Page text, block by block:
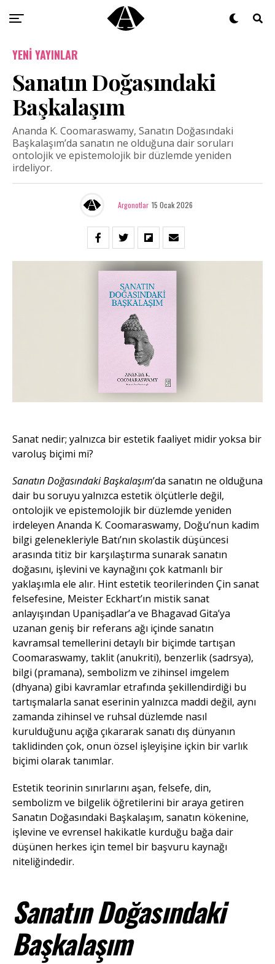
YENI YAYINLAR
Sanatın Doğasındaki
Başkalaşım
Ananda K. Coomaraswamy, Sanatın Doğasındaki
Başkalaşım’da sanatın ne olduğuna dair soruları
ontolojik ve epistemolojik bir düzlemde yeniden
irdeliyor.
Argonotlar 15 Ocak 2026
Sanat nedir; yalnızca bir estetik faaliyet midir yoksa bir
varoluş biçimi mi?
Sanatın Doğasındaki Başkalaşım’da sanatın ne olduğuna
dair bu soruyu yalnızca estetik ölçütlerle değil,
ontolojik ve epistemolojik bir düzlemde yeniden
irdeleyen Ananda K. Coomaraswamy, Doğu’nun kadim
bilgi gelenekleriyle Batı’nın skolastik düşüncesi
arasında titiz bir karşılaştırma sunarak sanatın
doğasını, işlevini ve kaynağını çok katmanlı bir
yaklaşımla ele alır. Hint estetik teorilerinden Çin sanat
felsefesine, Meister Eckhart’ın mistik sanat
anlayışından Upanişadlar’a ve Bhagavad Gita’ya
uzanan geniş bir referans ağı içinde sanatın
kavramsal temellerini detaylı bir biçimde tartışan
Coomaraswamy, taklit (anukriti), benzerlik (sadrsya),
bilgi (pramana), sembolizm ve zihinsel imgelem
(dhyana) gibi kavramlar etrafında şekillendirdiği bu
tartışmalarla sanat eserinin yalnızca maddi değil, aynı
zamanda zihinsel ve ruhsal düzlemde nasıl
kurulduğunu açığa çıkararak sanatı dış dünyanın
taklidinden çok, onun özsel işleyişine içkin bir varlık
biçimi olarak tanımlar.
Estetik teorinin sınırlarını aşan, felsefe, din,
sembolizm ve bilgelik öğretilerini bir araya getiren
Sanatın Doğasındaki Başkalaşım, sanatın kökenine,
işlevine ve evrensel hakikatle kurduğu bağa dair
düşünen herkes için temel bir başvuru kaynağı
niteliğindedir.
Sanatın Doğasındaki
Başkalaşım